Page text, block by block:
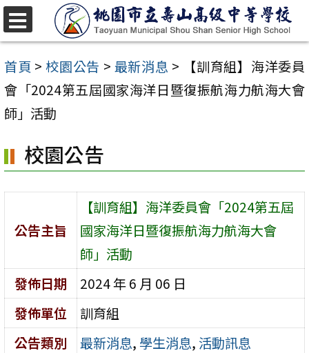
跳
至
主
要
內
區
首頁 > 校園公告 > 最新消息 >
【訓育組】海洋委員
會「2024第五屆國家海洋日暨復振航海力航海大會
師」活動
校園公告
公告主旨
【訓育組】海洋委員會「2024第五屆
國家海洋日暨復振航海力航海大會
師」活動
發佈日期
2024 年 6 月 06 日
發佈單位
訓育組
公告類別
最新消息, 學生消息, 活動訊息
選
單